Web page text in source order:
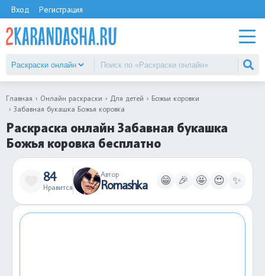
Вход Регистрация
Главная Онлайн раскраски Для детей
Божьи коровки
Забавная букашка Божья коровка
Раскраска онлайн Забавная букашка
Божья коровка бесплатно
84
Нравится
Автор
Romashka 😁 🎉 🤩 😍 ✨